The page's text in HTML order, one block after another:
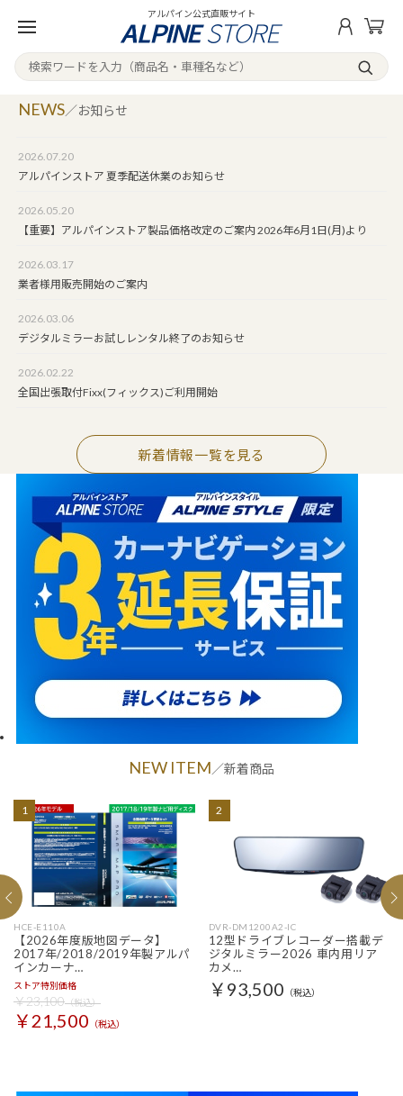
アルパイン公式直販サイト
NEWS／お知らせ
2026.07.20
アルパインストア 夏季配送休業のお知らせ
2026.05.20
【重要】アルパインストア製品価格改定のご案内 2026年6月1日(月)より
2026.03.17
業者様用販売開始のご案内
2026.03.06
デジタルミラーお試しレンタル終了のお知らせ
2026.02.22
全国出張取付Fixx(フィックス)ご利用開始
新着情報一覧を見る
NEW ITEM／新着商品
1
HCE-E110A
【2026年度版地図データ】
2017年/2018/2019年製アルパ
インカーナ…
ストア特別価格
￥23,100（税込）
￥21,500 （税込）
2
DVR-DM1200A2-IC
12型ドライブレコーダー搭載デ
ジタルミラー2026 車内用リア
カメ…
￥93,500 （税込）